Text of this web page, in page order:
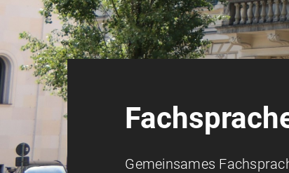
Gemeinsames